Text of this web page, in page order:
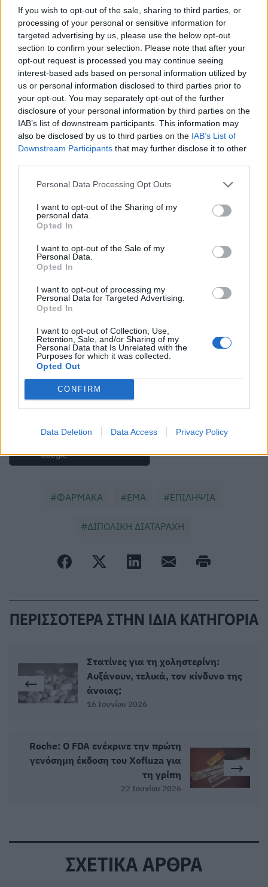
If you wish to opt-out of the sale, sharing to third parties, or
processing of your personal or sensitive information for
targeted advertising by us, please use the below opt-out
section to confirm your selection. Please note that after your
opt-out request is processed you may continue seeing
interest-based ads based on personal information utilized by
us or personal information disclosed to third parties prior to
your opt-out. You may separately opt-out of the further
disclosure of your personal information by third parties on the
IAB’s list of downstream participants. This information may
also be disclosed by us to third parties on the IAB’s List of
Downstream Participants that may further disclose it to other
Personal Data Processing Opt Outs
I want to opt-out of the Sharing of my
personal data.
Opted In
I want to opt-out of the Sale of my
Personal Data.
Opted In
I want to opt-out of processing my
Personal Data for Targeted Advertising.
Opted In
I want to opt-out of Collection, Use,
Retention, Sale, and/or Sharing of my
Personal Data that Is Unrelated with the
Purposes for which it was collected.
Opted Out
CONFIRM
Data Deletion Data Access Privacy Policy
στις σχετικές σελίδες του EMA και στα εθνικά μητρώα
των κρατών μελών της ΕΕ.
Δείτε αναλυτικά την ανακοίνωση εδώ.
Πρόσθεσε τοHealthStat
Google
ΦΑΡΜΑΚΑ EMA ΕΠΙΛΗΨΙΑ
ΔΙΠΟΛΙΚΗ ΔΙΑΤΑΡΑΧΗ
ΠΕΡΙΣΣΟΤΕΡΑ ΣΤΗΝ ΙΔΙΑ ΚΑΤΗΓΟΡΙΑ
Στατίνες για τη χοληστερίνη:
Αυξάνουν, τελικά, τον κίνδυνο της
άνοιας;
16 Ιουνίου 2026
Roche: Ο FDA ενέκρινε την πρώτη
γενόσημη έκδοση του Xofluza για
τη γρίπη
22 Ιουνίου 2026
ΣΧΕΤΙΚΑ ΑΡΘΡΑ